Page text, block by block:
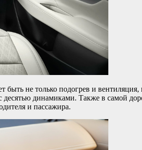
не только подогрев и
динамиками. Также в самой
и пассажира.